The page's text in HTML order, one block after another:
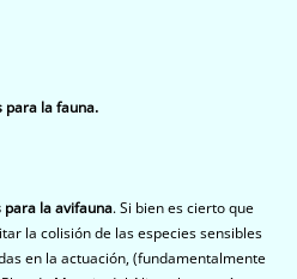
para la fauna.
para la avifauna. Si bien es cierto que
la colisión de las especies sensibles
en la actuación, (fundamentalmente